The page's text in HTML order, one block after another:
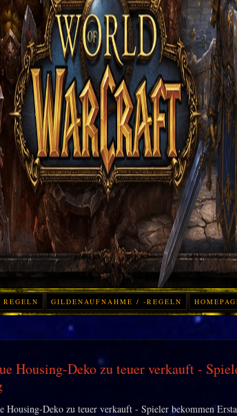
GILDENAUFNAHME / -REGELN
Housing-Deko zu teuer verkauft -